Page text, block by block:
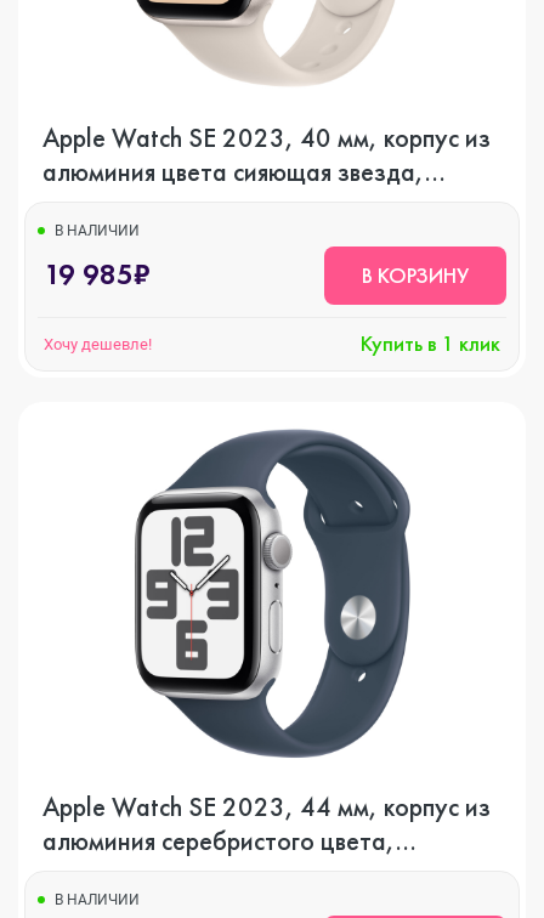
Apple Watch SE 2023, 40 мм, корпус из
алюминия цвета сияющая звезда,
звезда, GPS
В НАЛИЧИИ
19 985₽ В КОРЗИНУ
Хочу дешевле! Купить в 1 клик
Apple Watch SE 2023, 44 мм, корпус из
алюминия серебристого цвета,
синий, GPS
В НАЛИЧИИ